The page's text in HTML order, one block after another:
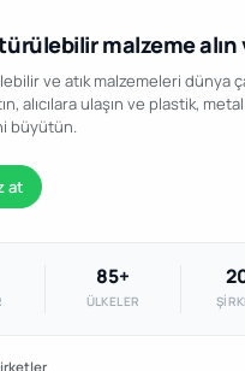
malzeme alın
ve atık malzemeleri dünya
alıcılara ulaşın ve plastik,
büyütün.
at
85+
ÜLKELER